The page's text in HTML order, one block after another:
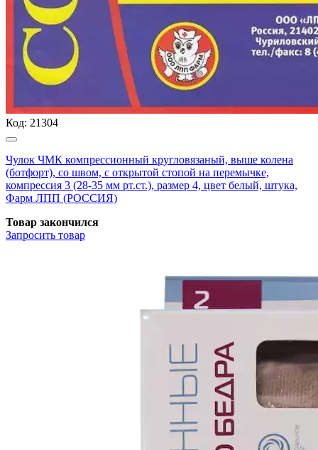
Код: 21304
Чулок ЧМК компрессионный кругловязаный, выше колена
(ботфорт), со швом, с открытой стопой на перемычке,
компрессия 3 (28-35 мм рт.ст.), размер 4, цвет белый, штука,
Фарм ЛПП (РОССИЯ)
Товар закончился
Запросить товар